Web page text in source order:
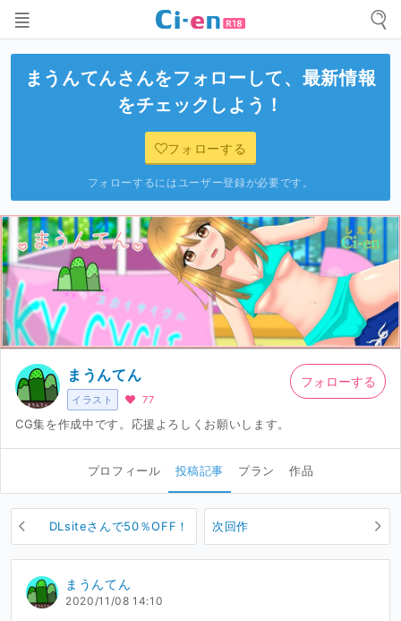
まうんてんさんをフォローして、最新情報
をチェックしよう！
フォローする
フォローするにはユーザー登録が必要です。
イラスト
まうんてん
77
CG集を作成中です。応援よろしくお願いします。
フォローする
プロフィール 投稿記事 プラン 作品
DLsiteさんで50％OFF！ 次回作
まうんてん
2020/11/08 14:10